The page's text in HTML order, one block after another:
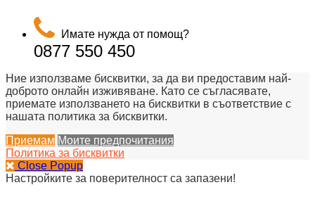
Имате нужда от помощ?
0877 550 450
Ние използваме бисквитки, за да ви предоставим най-
доброто онлайн изживяване. Като се съгласявате,
приемате използването на бисквитки в съответствие с
нашата политика за бисквитки.
Приемам Моите предпочитания
Политика за бисквитки
Close Popup
Настройките за поверителност са запазени!